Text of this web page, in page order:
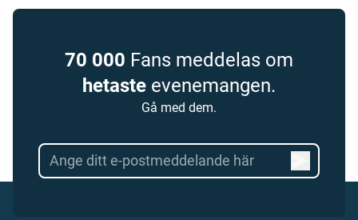
70 000 Fans meddelas om
hetaste evenemangen.
Gå med dem.